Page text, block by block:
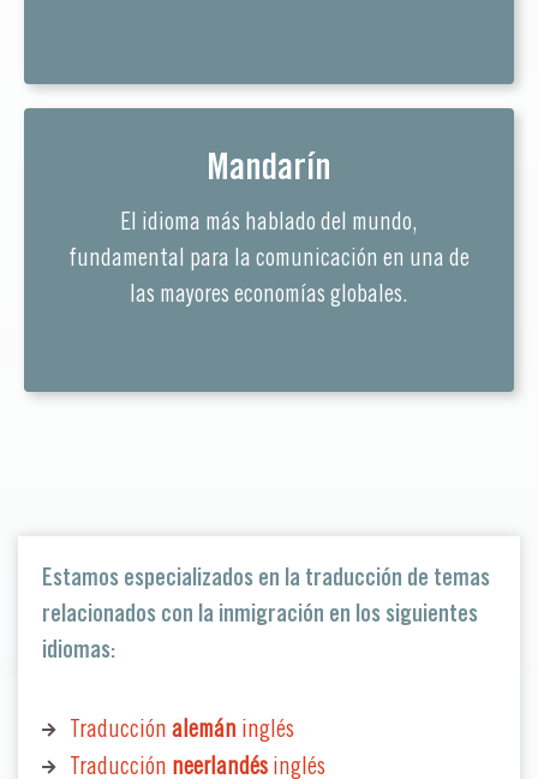
Mandarín
El idioma más hablado del mundo,
fundamental para la comunicación en una de
las mayores economías globales.
Estamos especializados en la traducción de temas
relacionados con la inmigración en los siguientes
idiomas:
Traducción alemán inglés
Traducción neerlandésinglés